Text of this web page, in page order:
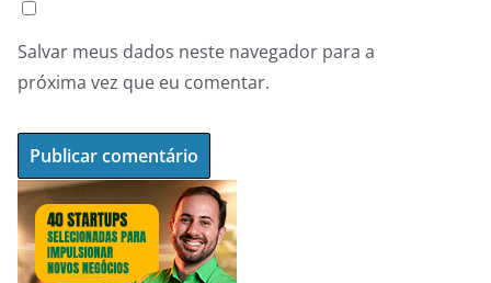
Salvar meus dados neste navegador para a
próxima vez que eu comentar.